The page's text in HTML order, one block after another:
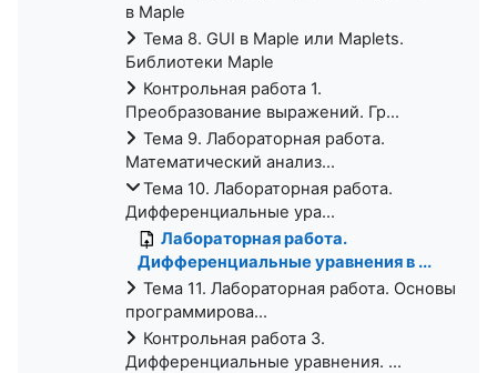
в Maple
Тема 8. GUI в Maple или Maplets.
Библиотеки Maple
Контрольная работа 1.
Преобразование выражений. Гр...
Тема 9. Лабораторная работа.
Математический анализ...
Тема 10. Лабораторная работа.
Дифференциальные ура...
Лабораторная работа.
Дифференциальные уравнения в ...
Тема 11. Лабораторная работа. Основы
программирова...
Контрольная работа 3.
Дифференциальные уравнения. ...